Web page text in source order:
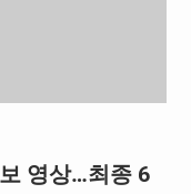
영상…최종 6